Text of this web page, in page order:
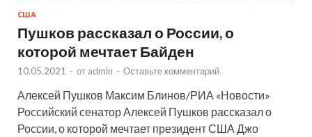
США
Пушков рассказал о России, о
которой мечтает Байден
10.05.2021 - от admin - Оставьте комментарий
Алексей Пушков Максим Блинов/РИА «Новости»
Российский сенатор Алексей Пушков рассказал о
России, о которой мечтает президент США Джо